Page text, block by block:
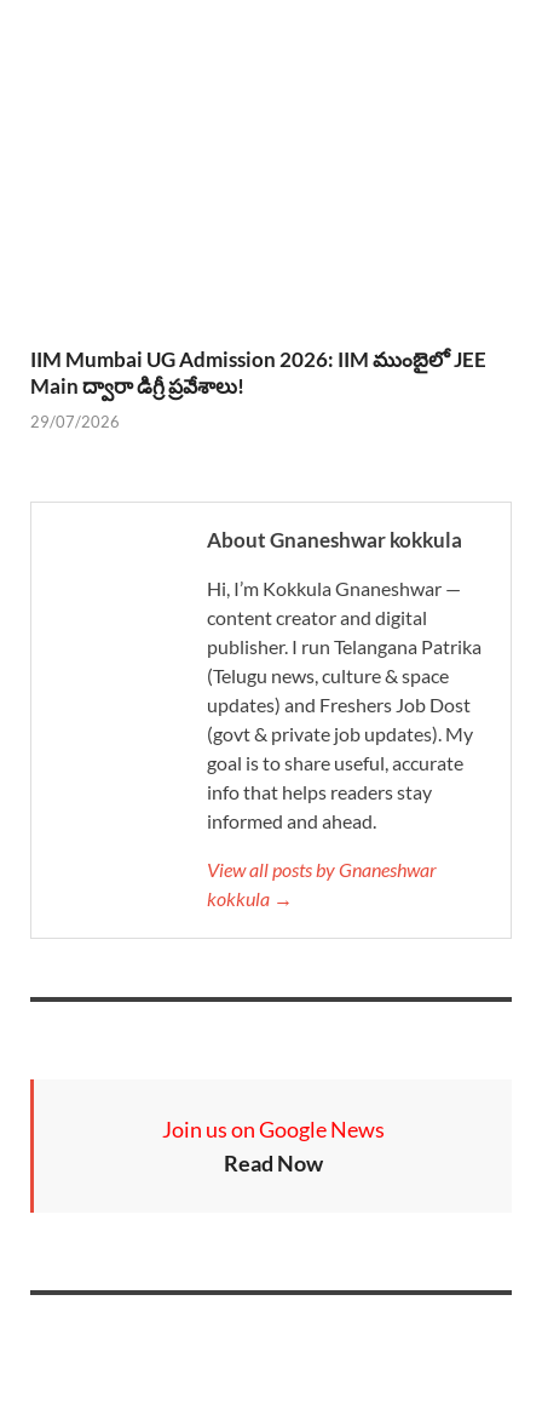
IIM Mumbai UG Admission 2026: IIM ముంబైలో JEE
Main ద్వారా డిగ్రీ ప్రవేశాలు!
29/07/2026
About Gnaneshwar kokkula
Hi, I’m Kokkula Gnaneshwar —
content creator and digital
publisher. I run Telangana Patrika
(Telugu news, culture & space
updates) and Freshers Job Dost
(govt & private job updates). My
goal is to share useful, accurate
info that helps readers stay
informed and ahead.
View all posts by Gnaneshwar
kokkula →
Join us on Google News
Read Now